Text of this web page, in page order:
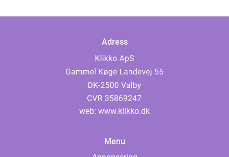
Adress
web: www.klikko.dk
Menu